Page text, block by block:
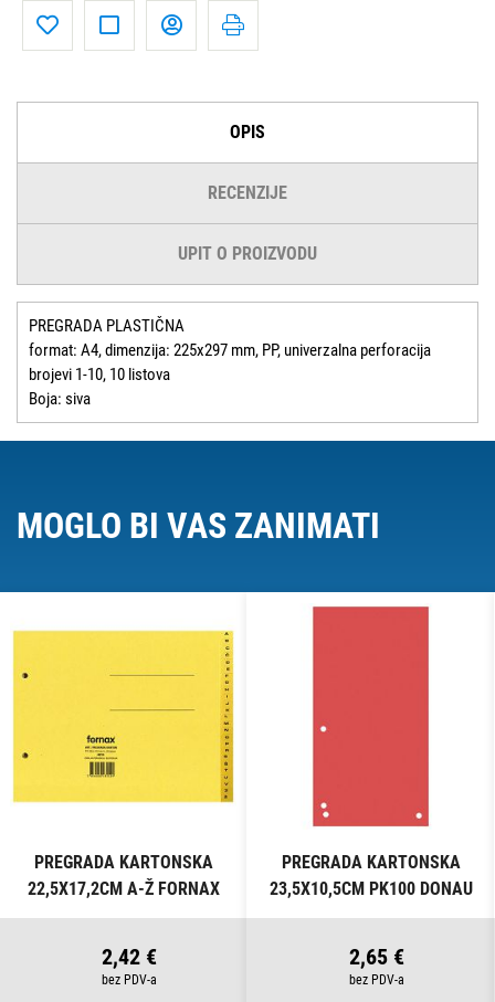
OPIS
RECENZIJE
UPIT O PROIZVODU
PREGRADA PLASTIČNA
format: A4, dimenzija: 225x297 mm, PP, univerzalna perforacija
brojevi 1-10, 10 listova
Boja: siva
MOGLO BI VAS ZANIMATI
PREGRADA KARTONSKA
22,5X17,2CM A-Ž FORNAX
ŽUTA
2,42 €
PREGRADA KARTONSKA
23,5X10,5CM PK100 DONAU
8620100-04PL CRVENA
2,65 €